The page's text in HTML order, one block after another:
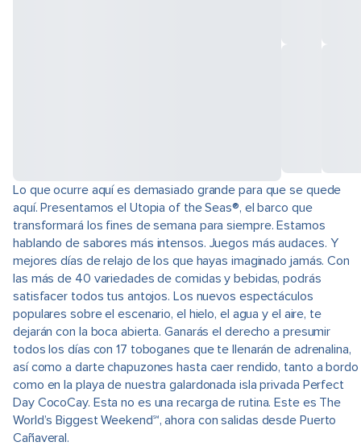
Lo que ocurre aquí es demasiado grande para que se quede
aquí. Presentamos el Utopia of the Seas®, el barco que
transformará los fines de semana para siempre. Estamos
hablando de sabores más intensos. Juegos más audaces. Y
mejores días de relajo de los que hayas imaginado jamás. Con
las más de 40 variedades de comidas y bebidas, podrás
satisfacer todos tus antojos. Los nuevos espectáculos
populares sobre el escenario, el hielo, el agua y el aire, te
dejarán con la boca abierta. Ganarás el derecho a presumir
todos los días con 17 toboganes que te llenarán de adrenalina,
así como a darte chapuzones hasta caer rendido, tanto a bordo
como en la playa de nuestra galardonada isla privada Perfect
Day CocoCay. Esta no es una recarga de rutina. Este es The
World’s Biggest Weekend℠, ahora con salidas desde Puerto
Cañaveral.